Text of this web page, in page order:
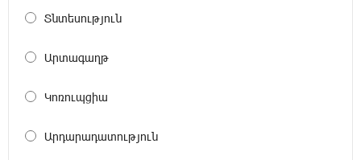
«Ռեալը» հայտարարել է Դիոմանդեի
Վանաձորում բшխվել են «Jeep Cherokee»-ն և
Տնտեսություն
Արտագաղթ
Կոռուպցիա
Արդարադատություն